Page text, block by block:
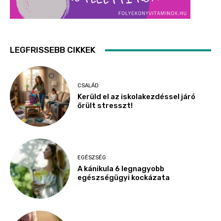
LEGFRISSEBB CIKKEK
CSALÁD
Kerüld el az iskolakezdéssel járó
őrült stresszt!
EGÉSZSÉG
A kánikula 6 legnagyobb
egészségügyi kockázata